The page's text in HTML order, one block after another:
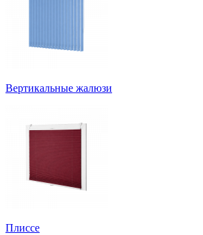
Вертикальные жалюзи
Плиссе